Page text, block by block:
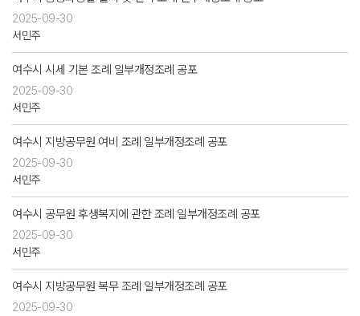
2025-09-30
서민주
여수시 시세 기본 조례 일부개정조례 공포
2025-09-30
서민주
여수시 지방공무원 여비 조례 일부개정조례 공포
2025-09-30
서민주
여수시 공무원 후생복지에 관한 조례 일부개정조례 공포
2025-09-30
서민주
여수시 지방공무원 복무 조례 일부개정조례 공포
2025-09-30